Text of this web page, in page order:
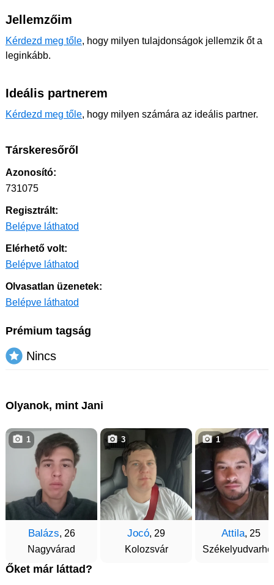
Jellemzőim
Kérdezd meg tőle, hogy milyen tulajdonságok jellemzik őt a
leginkább.
Ideális partnerem
Kérdezd meg tőle, hogy milyen számára az ideális partner.
Társkeresőről
Azonosító:
731075
Regisztrált:
Belépve láthatod
Elérhető volt:
Belépve láthatod
Olvasatlan üzenetek:
Belépve láthatod
Prémium tagság
Nincs
Olyanok, mint Jani
Balázs, 26
Nagyvárad
1
Jocó, 29
Kolozsvár
3
Attila, 25
1
Őket már láttad?